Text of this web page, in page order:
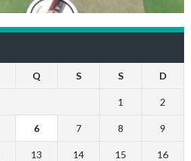
Q S S D
1 2
6 7 8 9
13 14 15 16